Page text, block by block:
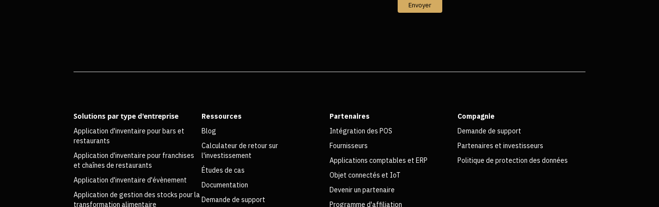
Envoyer
Solutions par type d'entreprise
Application d'inventaire pour bars et
restaurants
Application d'inventaire pour franchises
et chaînes de restaurants
Application d'inventaire d'évènement
Application de gestion des stocks pour la
transformation alimentaire
Ressources
Blog
Calculateur de retour sur
l'investissement
Études de cas
Documentation
Demande de support
Partenaires
Intégration des POS
Fournisseurs
Applications comptables et ERP
Objet connectés et IoT
Devenir un partenaire
Programme d'affiliation
Compagnie
Demande de support
Partenaires et investisseurs
Politique de protection des données